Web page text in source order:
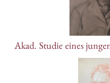
Akad. Studie eines